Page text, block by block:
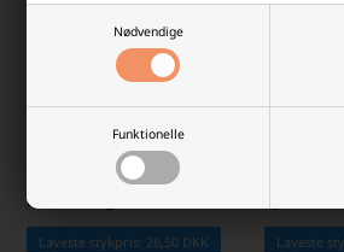
Nødvendige
Funktionelle
Halloween LED Lyskæde 15 LED
220 cm, Flagermus
Laveste stykpris: 26,50 DKK Laveste